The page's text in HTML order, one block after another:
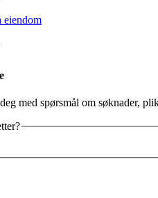
eiendom
med spørsmål om søknader,